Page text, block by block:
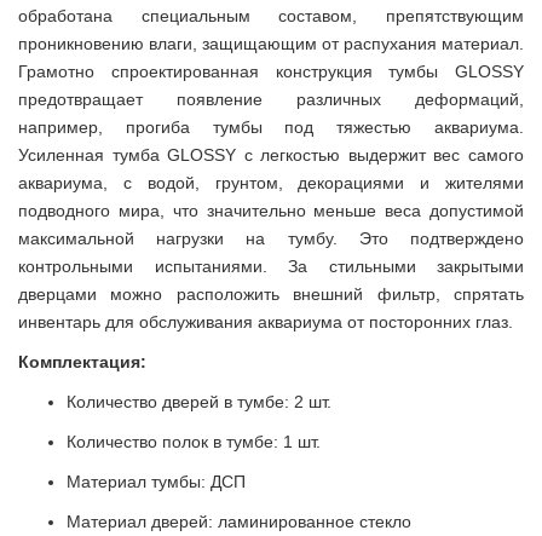
обработана специальным составом, препятствующим
проникновению влаги, защищающим от распухания материал.
Грамотно спроектированная конструкция тумбы GLOSSY
предотвращает появление различных деформаций,
например, прогиба тумбы под тяжестью аквариума.
Усиленная тумба GLOSSY с легкостью выдержит вес самого
аквариума, с водой, грунтом, декорациями и жителями
подводного мира, что значительно меньше веса допустимой
максимальной нагрузки на тумбу. Это подтверждено
контрольными испытаниями. За стильными закрытыми
дверцами можно расположить внешний фильтр, спрятать
инвентарь для обслуживания аквариума от посторонних глаз.
Комплектация:
Количество дверей в тумбе: 2 шт.
Количество полок в тумбе: 1 шт.
Материал тумбы: ДСП
Материал дверей: ламинированное стекло